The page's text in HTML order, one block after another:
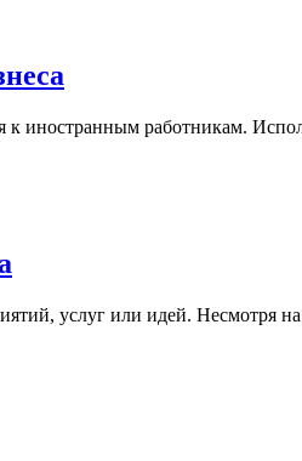
иностранным работникам.
услуг или идей. Несмотря